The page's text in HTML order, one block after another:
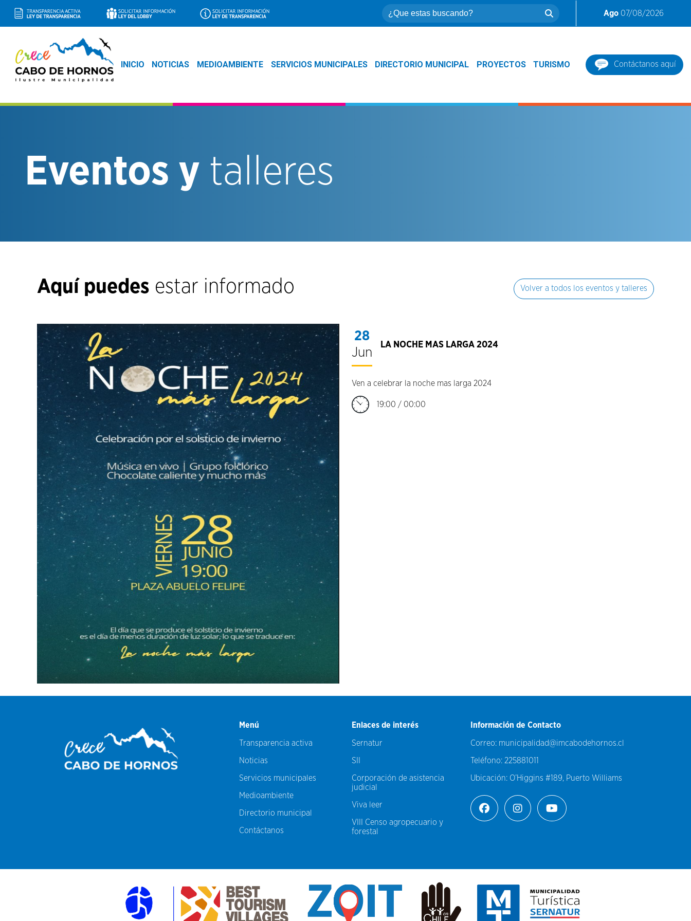
Ago 07/08/2026
INICIO NOTICIAS MEDIOAMBIENTE SERVICIOS MUNICIPALES DIRECTORIO MUNICIPAL PROYECTOS TURISMO Contáctanos aquí
Eventos y talleres
Aquí puedes estar informado Volver a todos los eventos y talleres
28
Jun
LA NOCHE MAS LARGA 2024
Ven a celebrar la noche mas larga 2024
19:00 / 00:00
Menú
Transparencia activa
Noticias
Servicios municipales
Medioambiente
Directorio municipal
Contáctanos
Enlaces de interés
Sernatur
SII
Corporación de asistencia
judicial
Viva leer
VIII Censo agropecuario y
forestal
Información de Contacto
Correo: municipalidad@imcabodehornos.cl
Teléfono: 225881011
Ubicación: O’Higgins #189, Puerto Williams